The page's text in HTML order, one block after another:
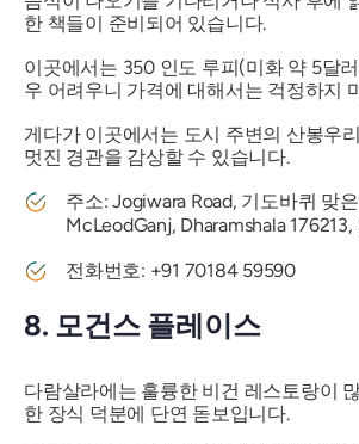
한 책들이 준비되어 있습니다.
이곳에서는 350 인도 루피(미화 약 5달
우 어려우니 가격에 대해서는 걱정하지
게다가 이곳에서는 도시 주변의 산봉우
멋진 경관을 감상할 수 있습니다.
주소: Jogiwara Road, 기도바퀴 맞
McLeodGanj, Dharamshala 176213,
전화번호: +91 70184 59590
8. 모건스 플레이스
다람살라에는 훌륭한 비건 레스토랑이
한 장식 덕분에 단연 돋보입니다.